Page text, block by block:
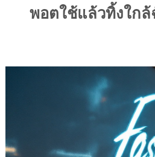
พอตใช้แล้วทิ้งใกล้